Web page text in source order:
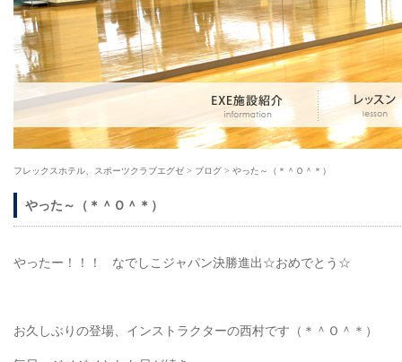
フレックスホテル、スポーツクラブエグゼ > ブログ > やった～（＊＾Ｏ＾＊）
やった～（＊＾Ｏ＾＊）
やったー！！！ なでしこジャパン決勝進出☆おめでとう☆
お久しぶりの登場、インストラクターの西村です（＊＾Ｏ＾＊）